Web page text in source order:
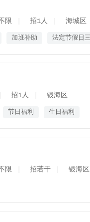
限 招1人 海城区
加班补助 法定节假日
招1人 银海区
节日福利 生日福利
限 招若干 银海区